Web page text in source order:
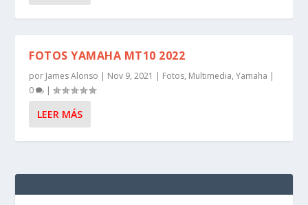
FOTOS YAMAHA MT10 2022
por James Alonso | Nov 9, 2021 | Fotos, Multimedia,Yamaha |
0
|
LEER MÁS